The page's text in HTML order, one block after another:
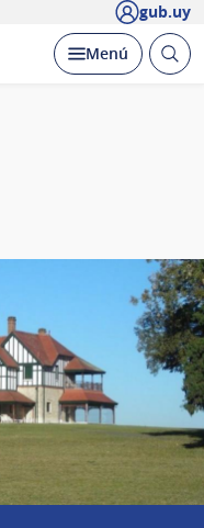
gub.uy
Desplegar
Menú Abrir